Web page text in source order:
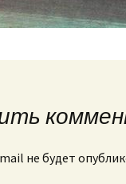
не будет